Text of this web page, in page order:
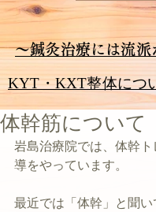
～鍼灸治療には流派
KYT・KXT整体につ
体幹筋について
岩島治療院では、体幹
導をやっています。
最近では「体幹」と聞い